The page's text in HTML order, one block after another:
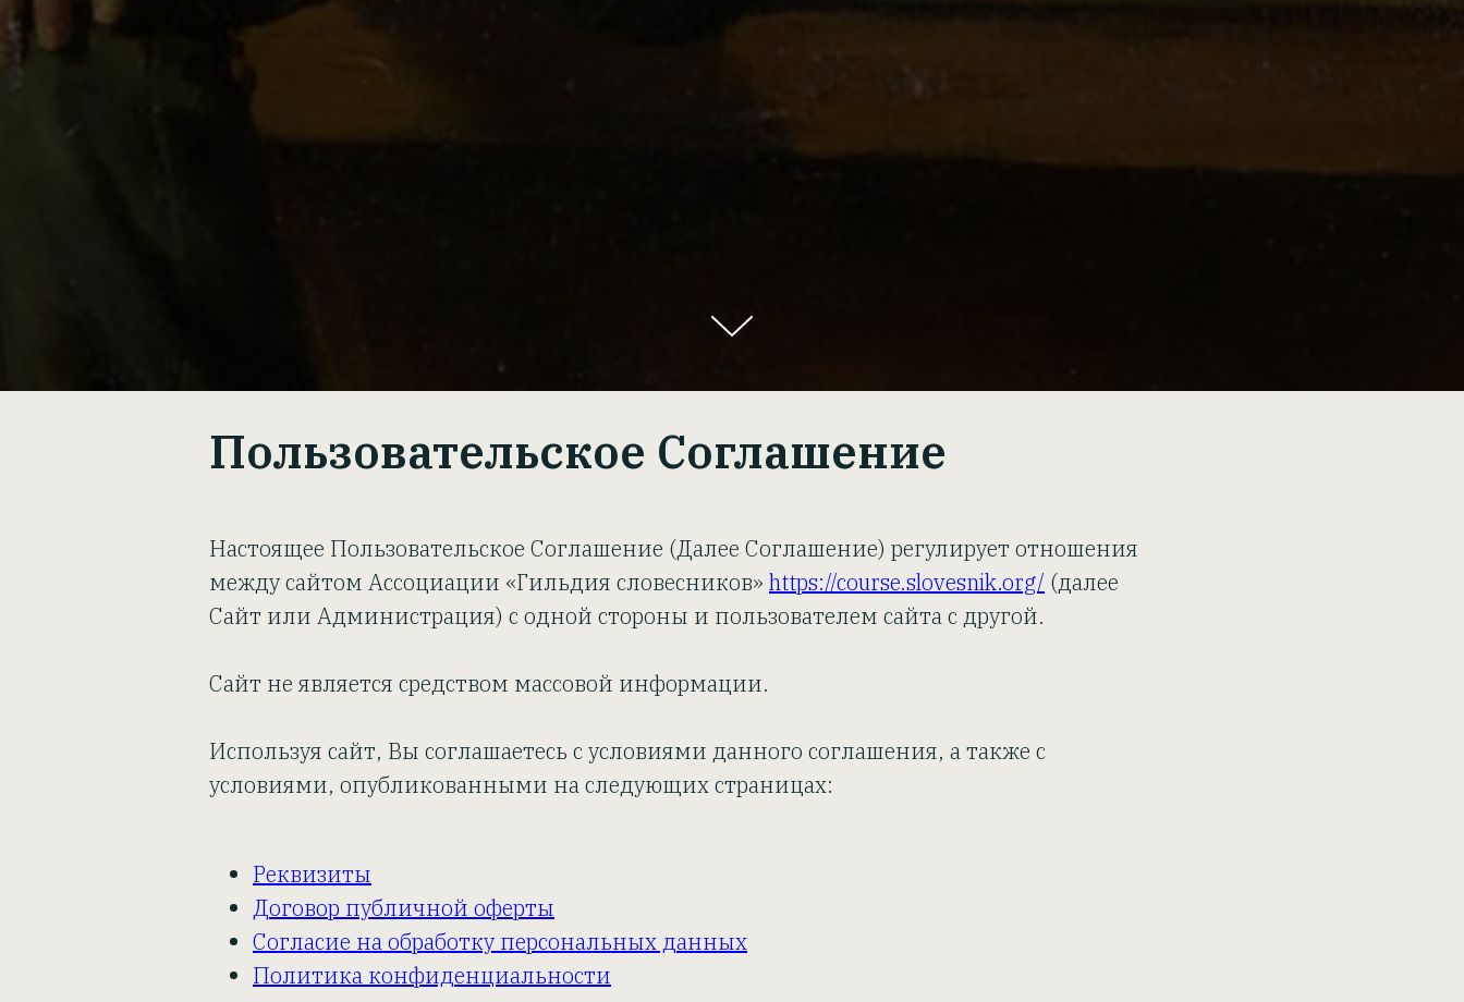
Пользовательское Соглашение
Настоящее Пользовательское Соглашение (Далее Соглашение) регулирует отношения
между сайтом Ассоциации «Гильдия словесников» https://course.slovesnik.org/ (далее
Сайт или Администрация) с одной стороны и пользователем сайта с другой.
Сайт не является средством массовой информации.
Используя сайт, Вы соглашаетесь с условиями данного соглашения, а также с
условиями, опубликованными на следующих страницах:
Реквизиты
Договор публичной оферты
Согласие на обработку персональных данных
Политика конфиденциальности